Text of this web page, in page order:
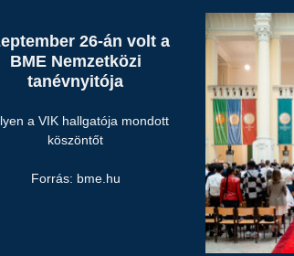
26-án volt a
BME Nemzetközi
tanévnyitója
a VIK hallgatója mondott
köszöntőt
Forrás: bme.hu